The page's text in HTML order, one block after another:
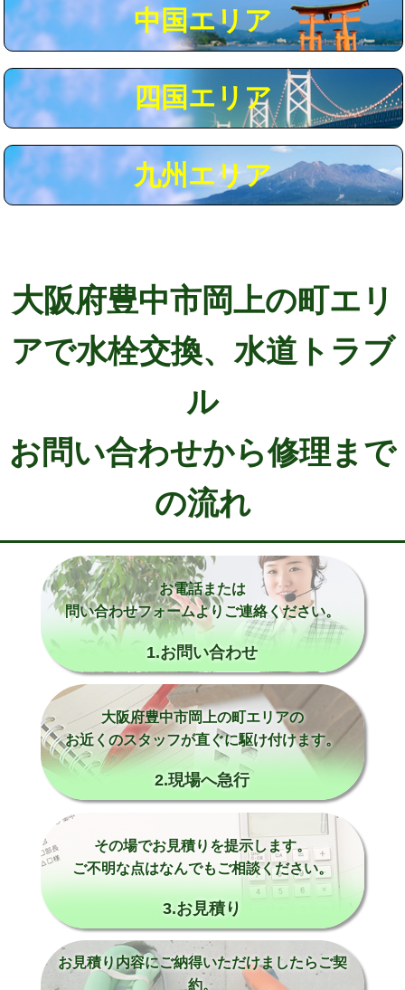
現場見積
※給水管工事は20mmまでの価格です。
中国エリア
四国エリア
九州エリア
大阪府豊中市岡上の町エリ
アで水栓交換、水道トラブ
ル
お問い合わせから修理まで
の流れ
お電話または
問い合わせフォームよりご連絡ください。
1.お問い合わせ
大阪府豊中市岡上の町エリアの
お近くのスタッフが直ぐに駆け付けます。
2.現場へ急行
その場でお見積りを提示します。
ご不明な点はなんでもご相談ください。
3.お見積り
お見積り内容にご納得いただけましたらご契
約。